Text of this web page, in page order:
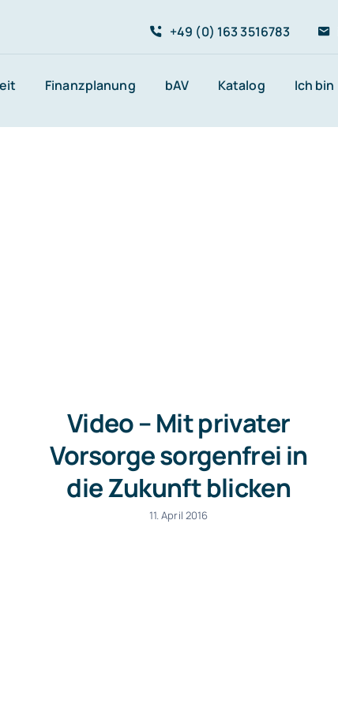
+49 (0) 163 3516783
Finanzplanung bAV Katalog Ich bin
Video – Mit privater
Vorsorge sorgenfrei in
die Zukunft blicken
11. April 2016